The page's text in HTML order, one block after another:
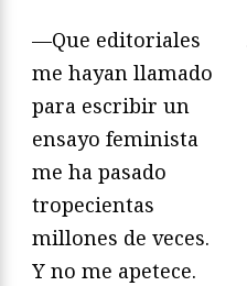
—Que editoriales
me hayan llamado
para escribir un
ensayo feminista
me ha pasado
tropecientas
millones de veces.
Y no me apetece.